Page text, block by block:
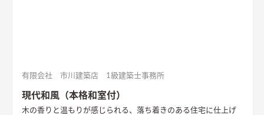
有限会社 市川建築店 1級建築士事務所
現代和風（本格和室付）
木の香りと温もりが感じられる、落ち着きのある住宅に仕上げ